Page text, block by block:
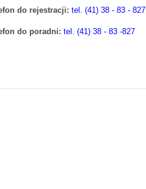
do rejestracji: tel. (41) 38 - 83 - 827
do poradni: tel. (41) 38 - 83 -827